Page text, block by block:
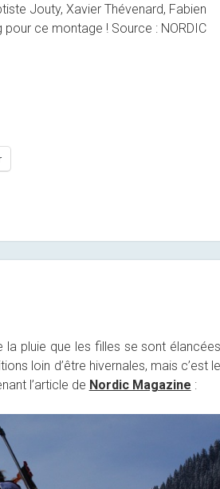
Jouty, Xavier Thévenard, Fabien
ce montage ! Source : NORDIC
la pluie que les filles se sont élancées
loin d’être hivernales, mais c’est le
l’article de Nordic Magazine :